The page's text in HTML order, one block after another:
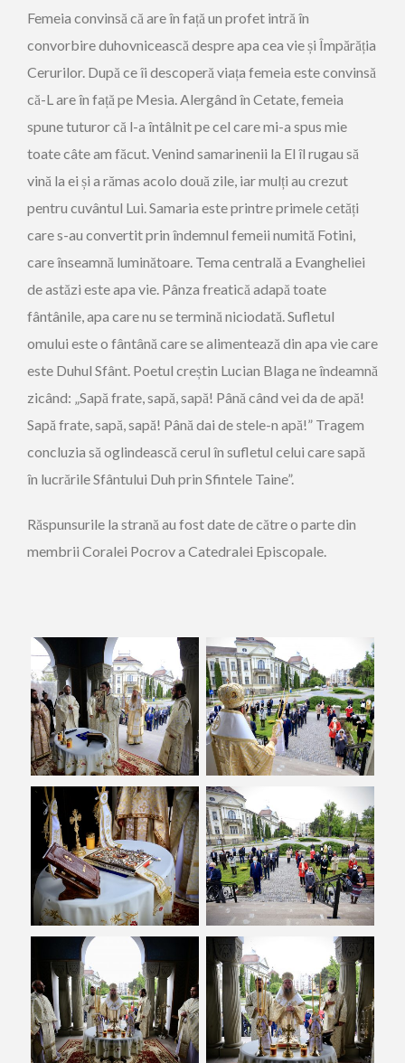
Femeia convinsă că are în față un profet intră în
convorbire duhovnicească despre apa cea vie și Împărăția
Cerurilor. După ce îi descoperă viața femeia este convinsă
că-L are în față pe Mesia. Alergând în Cetate, femeia
spune tuturor că l-a întâlnit pe cel care mi-a spus mie
toate câte am făcut. Venind samarinenii la El îl rugau să
vină la ei și a rămas acolo două zile, iar mulți au crezut
pentru cuvântul Lui. Samaria este printre primele cetăți
care s-au convertit prin îndemnul femeii numită Fotini,
care înseamnă luminătoare. Tema centrală a Evangheliei
de astăzi este apa vie. Pânza freatică adapă toate
fântânile, apa care nu se termină niciodată. Sufletul
omului este o fântână care se alimentează din apa vie care
este Duhul Sfânt. Poetul creștin Lucian Blaga ne îndeamnă
zicând: „Sapă frate, sapă, sapă! Până când vei da de apă!
Sapă frate, sapă, sapă! Până dai de stele-n apă!” Tragem
concluzia să oglindească cerul în sufletul celui care sapă
în lucrările Sfântului Duh prin Sfintele Taine”.
Răspunsurile la strană au fost date de către o parte din
membrii Coralei Pocrov a Catedralei Episcopale.